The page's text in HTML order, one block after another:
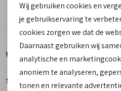
Winkelvoorraad
Specificaties
Analytische cookies
Marketing cookies
Wij gebruiken cookies en
je gebruikservaring te
cookies zorgen we dat de
Daarnaast gebruiken wij
analytische en
anoniem te analyseren,
tonen en relevante